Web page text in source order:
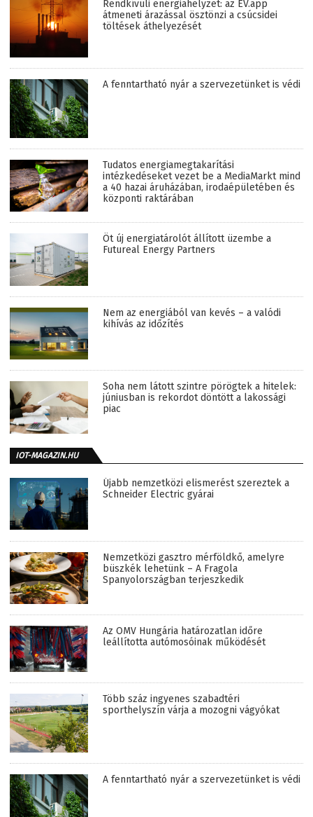
Rendkívüli energiahelyzet: az EV.app
átmeneti árazással ösztönzi a csúcsidei
töltések áthelyezését
A fenntartható nyár a szervezetünket is védi
Tudatos energiamegtakarítási
intézkedéseket vezet be a MediaMarkt mind
a 40 hazai áruházában, irodaépületében és
központi raktárában
Öt új energiatárolót állított üzembe a
Futureal Energy Partners
Nem az energiából van kevés – a valódi
kihívás az időzítés
Soha nem látott szintre pörögtek a hitelek:
júniusban is rekordot döntött a lakossági
piac
IOT-MAGAZIN.HU
Újabb nemzetközi elismerést szereztek a
Schneider Electric gyárai
Nemzetközi gasztro mérföldkő, amelyre
büszkék lehetünk – A Fragola
Spanyolországban terjeszkedik
Az OMV Hungária határozatlan időre
leállította autómosóinak működését
Több száz ingyenes szabadtéri
sporthelyszín várja a mozogni vágyókat
A fenntartható nyár a szervezetünket is védi